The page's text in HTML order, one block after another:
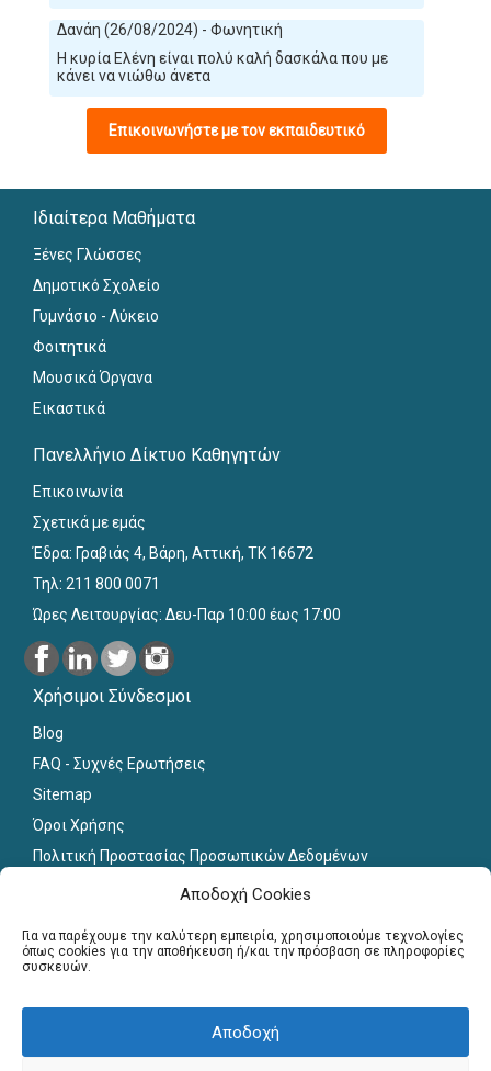
Αποδοχή Cookies
Για να παρέχουμε την καλύτερη εμπειρία, χρησιμοποιούμε τεχνολογίες
όπως cookies για την αποθήκευση ή/και την πρόσβαση σε πληροφορίες
συσκευών.
Αποδοχή
Δανάη (26/08/2024) - Φωνητική
Η κυρία Ελένη είναι πολύ καλή δασκάλα που με
κάνει να νιώθω άνετα
Επικοινωνήστε με τον εκπαιδευτικό
Ιδιαίτερα Μαθήματα
Ξένες Γλώσσες
Δημοτικό Σχολείο
Γυμνάσιο - Λύκειο
Φοιτητικά
Μουσικά Όργανα
Εικαστικά
Πανελλήνιο Δίκτυο Καθηγητών
Επικοινωνία
Σχετικά με εμάς
Έδρα: Γραβιάς 4, Βάρη, Αττική, ΤΚ 16672
Τηλ: 211 800 0071
Ώρες Λειτουργίας: Δευ-Παρ 10:00 έως 17:00
Χρήσιμοι Σύνδεσμοι
Blog
FAQ - Συχνές Ερωτήσεις
Sitemap
Όροι Χρήσης
Πολιτική Προστασίας Προσωπικών Δεδομένων
Για εκπαιδευτικούς
Εγγραφή
Γραφείο Διασύνδεσης